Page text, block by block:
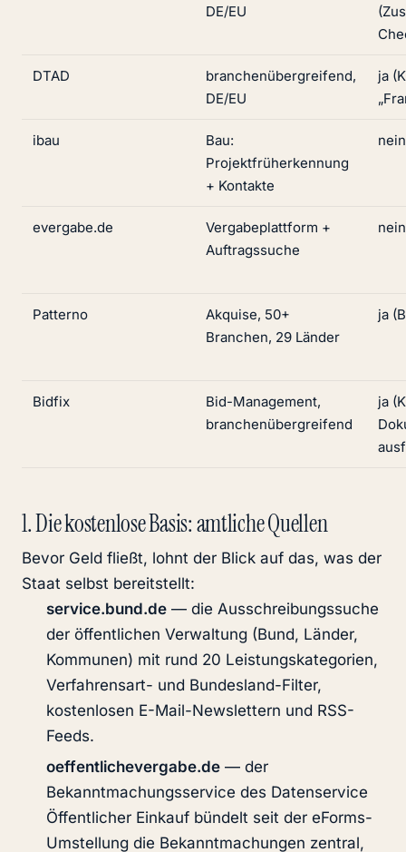
DE/EU
DTAD
branchenübergreifend,
DE/EU
ja
ibau
Bau:
Projektfrüherkennung
+ Kontakte
nein
evergabe.de
Vergabeplattform +
Auftragssuche
nein
Patterno
Akquise, 50+
Branchen, 29 Länder
ja
Bidfix
Bid-Management,
branchenübergreifend
ja
1. Die kostenlose Basis: amtliche Quellen
Bevor Geld fließt, lohnt der Blick auf das, was der
Staat selbst bereitstellt:
service.bund.de — die Ausschreibungssuche
der öffentlichen Verwaltung (Bund, Länder,
Kommunen) mit rund 20 Leistungskategorien,
Verfahrensart- und Bundesland-Filter,
kostenlosen E-Mail-Newslettern und RSS-
Feeds.
oeffentlichevergabe.de — der
Bekanntmachungsservice des Datenservice
Öffentlicher Einkauf bündelt seit der eForms-
Umstellung die Bekanntmachungen zentral,